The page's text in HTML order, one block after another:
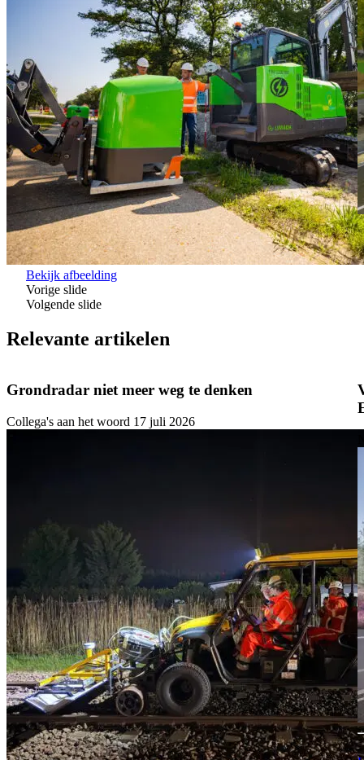
Bekijk afbeelding
Vorige slide
Volgende slide
Relevante artikelen
Grondradar niet meer weg te denken
Collega's aan het woord 17 juli 2026